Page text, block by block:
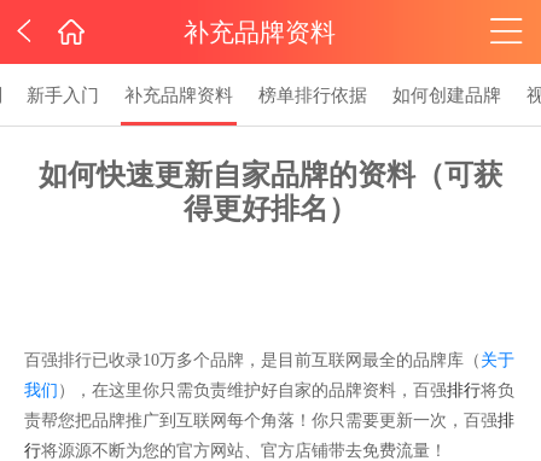
补充品牌资料
新手入门 补充品牌资料 榜单排行依据 如何创建品牌
如何快速更新自家品牌的资料（可获
得更好排名）
百强排行已收录10万多个品牌，是目前互联网最全的品牌库（ 关于
我们 ），在这里你只需负责维护好自家的品牌资料，百强排行将负
责帮您把品牌推广到互联网每个角落！你只需要更新一次，百强排
行将源源不断为您的官方网站、官方店铺带去免费流量！